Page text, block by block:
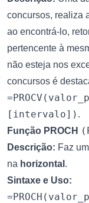
concursos, realiza
ao encontrá-lo,
pertencente à
não esteja nos
concursos é
[intervalo]) .
Função PROCH
Descrição: Faz
na horizontal .
Sintaxe e Uso: